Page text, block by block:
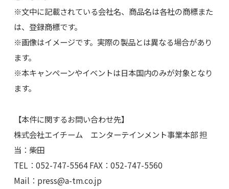
※文中に記載されている会社名、商品名は各社の商標また
は、登録商標です。
※画像はイメージです。実際の製品とは異なる場合があり
ます。
※本キャンペーンやイベントは日本国内のみが対象となり
ます。
【本件に関するお問い合わせ先】
株式会社エイチーム エンターテインメント事業本部 担
当：柴田
TEL：052-747-5564 FAX：052-747-5560
Mail： press@a-tm.co.jp